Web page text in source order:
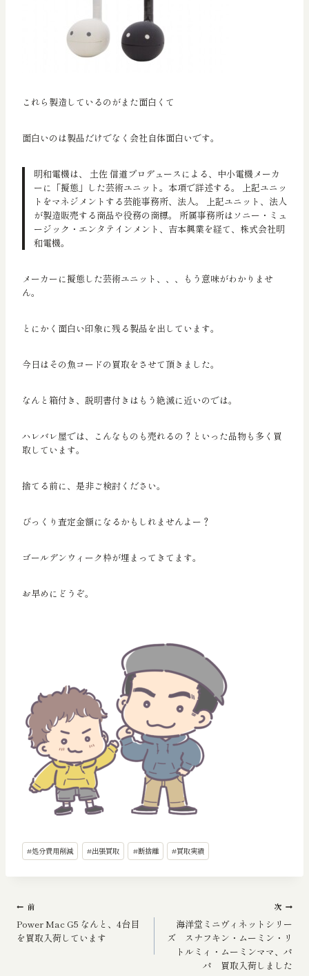
これら製造しているのがまた面白くて
面白いのは製品だけでなく会社自体面白いです。
明和電機は、 土佐 信道プロデュースによる、中小電機メーカ
ーに「擬態」した芸術ユニット。本項で詳述する。 上記ユニッ
トをマネジメントする芸能事務所、法人。 上記ユニット、法人
が製造販売する商品や役務の商標。 所属事務所はソニー・ミュ
ージック・エンタテインメント、吉本興業を経て、株式会社明
和電機。
メーカーに擬態した芸術ユニット、、、もう意味がわかりませ
ん。
とにかく面白い印象に残る製品を出しています。
今日はその魚コードの買取をさせて頂きました。
なんと箱付き、説明書付きはもう絶滅に近いのでは。
ハレバレ屋では、こんなものも売れるの？といった品物も多く買
取しています。
捨てる前に、是非ご検討ください。
びっくり査定金額になるかもしれませんよー？
ゴールデンウィーク枠が埋まってきてます。
お早めにどうぞ。
投
稿
#処分費用削減 #出張買取 #断捨離 #買取実績
投
稿
前
Power Mac G5 なんと、4台目
を買取入荷しています
次
海洋堂ミニヴィネットシリー
ズ スナフキン・ムーミン・リ
トルミィ・ムーミンママ、パ
パ 買取入荷しました